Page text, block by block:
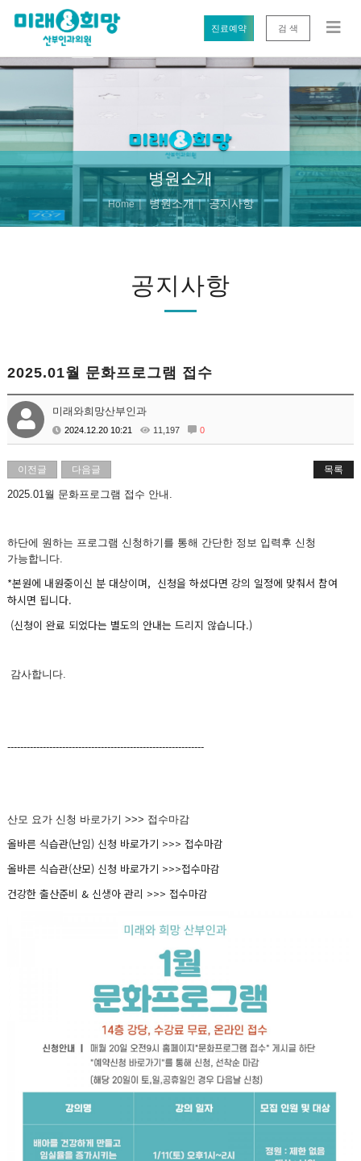
진료예약 검 색
병원소개
Home 병원소개 공지사항
공지사항
2025.01월 문화프로그램 접수
미래와희망산부인과
2024.12.20 10:21 11,197 0
이전글 다음글 목록
2025.01월 문화프로그램 접수 안내.
하단에 원하는 프로그램 신청하기를 통해 간단한 정보 입력후 신청
가능합니다.
*본원에 내원중이신 분 대상이며, 신청을 하셨다면 강의 일정에 맞춰서 참여
하시면 됩니다.
(신청이 완료 되었다는 별도의 안내는 드리지 않습니다.)
감사합니다.
-------------------------------------------------------------
산모 요가 신청 바로가기 >>> 접수마감
올바른 식습관(난임) 신청 바로가기 >>> 접수마감
올바른 식습관(산모) 신청 바로가기 >>>접수마감
건강한 출산준비 & 신생아 관리 >>> 접수마감